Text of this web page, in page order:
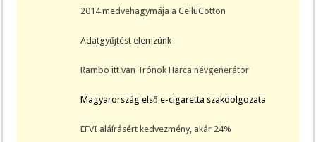
2014 medvehagymája a CelluCotton
Adatgyűjtést elemzünk
Rambo itt van Trónok Harca névgenerátor
Magyarország első e-cigaretta szakdolgozata
EFVI aláírásért kedvezmény, akár 24%